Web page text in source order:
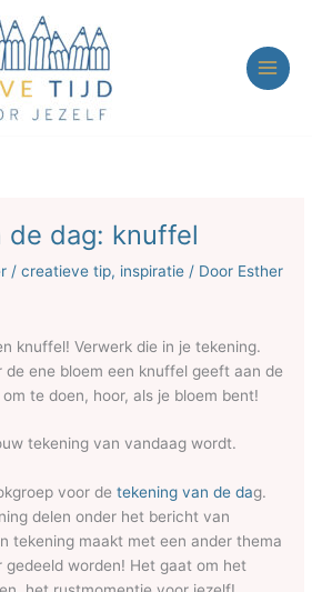
de dag: knuffel
/creatieve tip, inspiratie / Door Esther
knuffel! Verwerk die in je tekening.
de ene bloem een knuffel geeft aan de
te doen, hoor, als je bloem bent!
tekening van vandaag wordt.
voor detekening van de dag.
delen onder het bericht van
tekening maakt met een ander thema
gedeeld worden! Het gaat om het